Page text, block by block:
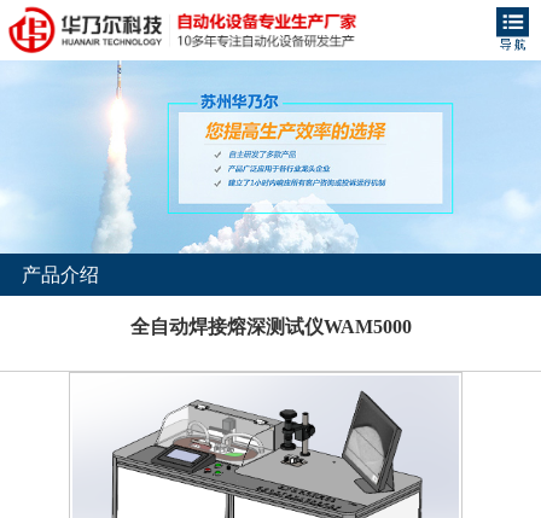
产品介绍
全自动焊接熔深测试仪WAM5000